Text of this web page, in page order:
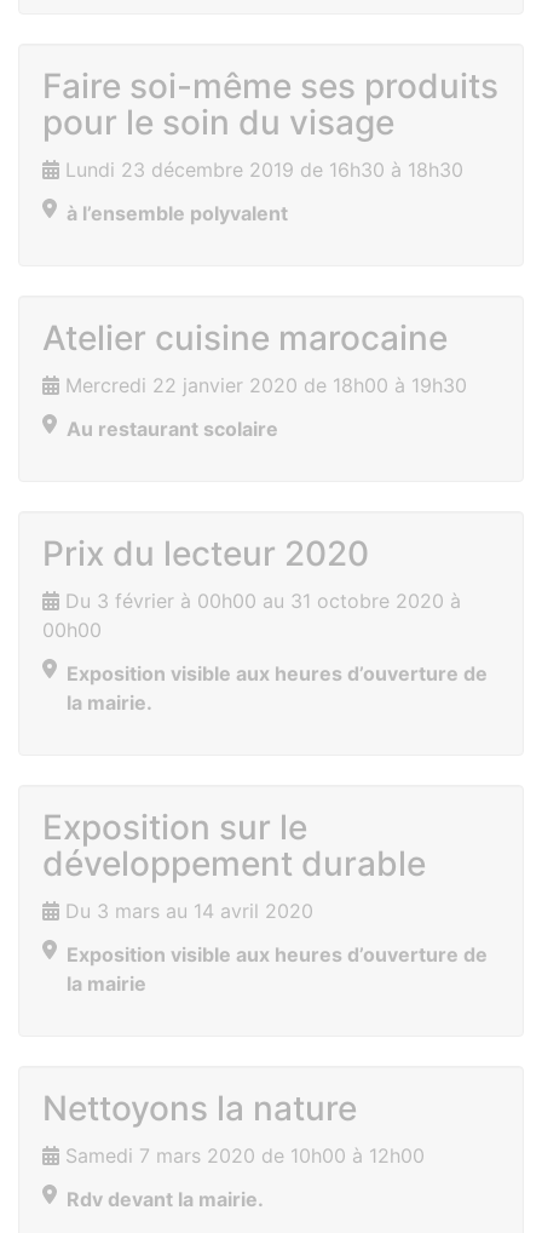
Faire soi-même ses produits
pour le soin du visage
Lundi 23 décembre 2019 de 16h30 à 18h30
à l’ensemble polyvalent
Atelier cuisine marocaine
Mercredi 22 janvier 2020 de 18h00 à 19h30
Au restaurant scolaire
Prix du lecteur 2020
Du 3 février à 00h00 au 31 octobre 2020 à
00h00
Exposition visible aux heures d’ouverture de
la mairie.
Exposition sur le
développement durable
Du 3 mars au 14 avril 2020
Exposition visible aux heures d’ouverture de
la mairie
Nettoyons la nature
Samedi 7 mars 2020 de 10h00 à 12h00
Rdv devant la mairie.